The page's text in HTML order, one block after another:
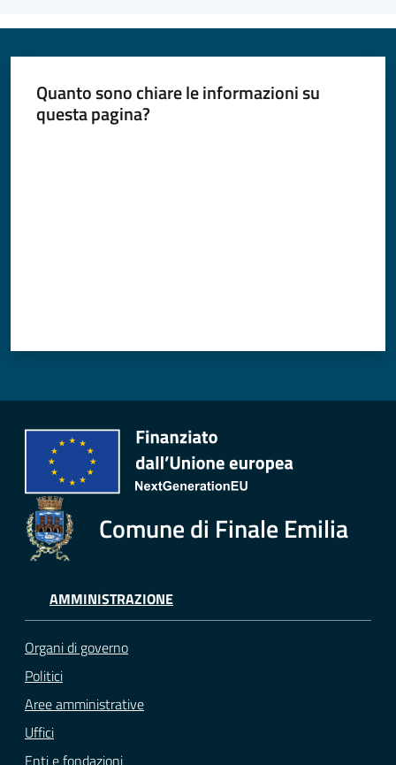
Quanto sono chiare le informazioni su
questa pagina?
Comune di Finale Emilia
AMMINISTRAZIONE
Organi di governo
Politici
Aree amministrative
Uffici
Enti e fondazioni